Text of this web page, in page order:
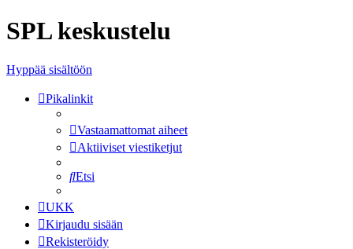
SPL keskustelu
Hyppää sisältöön
Pikalinkit
Vastaamattomat aiheet
Aktiiviset viestiketjut
Etsi
UKK
Kirjaudu sisään
Rekisteröidy